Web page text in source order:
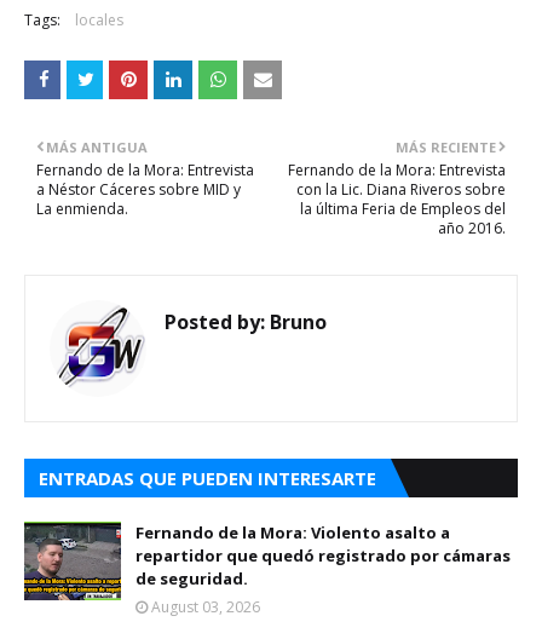
Tags: locales
MÁS RECIENTE
Fernando de la Mora: Entrevista
con la Lic. Diana Riveros sobre
la última Feria de Empleos del
año 2016.
MÁS ANTIGUA
Fernando de la Mora: Entrevista
a Néstor Cáceres sobre MID y
La enmienda.
Posted by: Bruno
ENTRADAS QUE PUEDEN INTERESARTE
Fernando de la Mora: Violento asalto a
repartidor que quedó registrado por cámaras
de seguridad.
August 03, 2026